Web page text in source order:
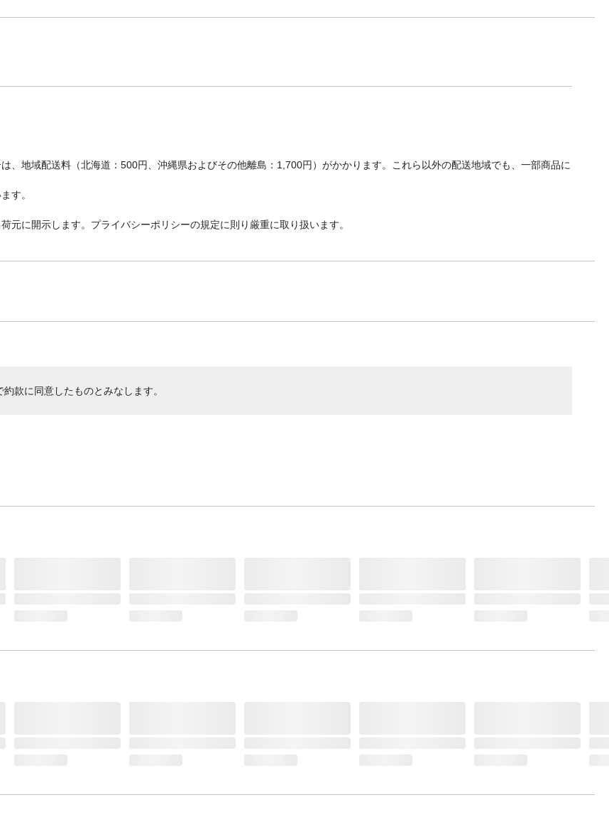
、地域配送料（北海道：500円、沖縄県およびその他離島：1,700円）がかかります。これら以外の配送地域でも、一部商品に
す。
元に開示します。プライバシーポリシーの規定に則り厳重に取り扱います。
款に同意したものとみなします。